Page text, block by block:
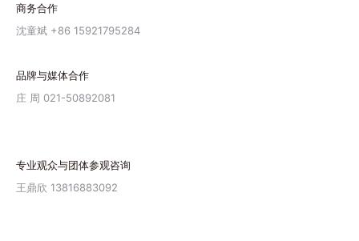
商务合作
沈童斌 +86 15921795284
品牌与媒体合作
庄 周 021-50892081
专业观众与团体参观咨询
王鼎欣 13816883092